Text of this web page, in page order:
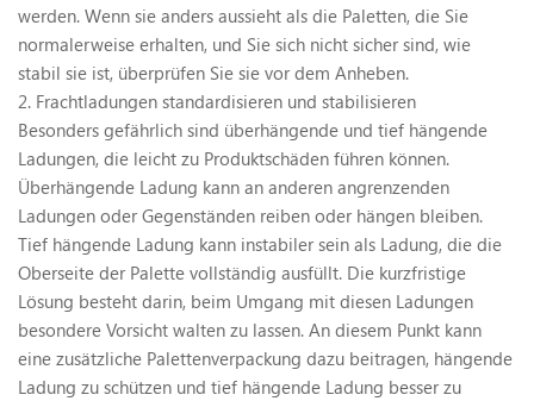
werden. Wenn sie anders aussieht als die Paletten, die Sie
normalerweise erhalten, und Sie sich nicht sicher sind, wie
stabil sie ist, überprüfen Sie sie vor dem Anheben.
2. Frachtladungen standardisieren und stabilisieren
Besonders gefährlich sind überhängende und tief hängende
Ladungen, die leicht zu Produktschäden führen können.
Überhängende Ladung kann an anderen angrenzenden
Ladungen oder Gegenständen reiben oder hängen bleiben.
Tief hängende Ladung kann instabiler sein als Ladung, die die
Oberseite der Palette vollständig ausfüllt. Die kurzfristige
Lösung besteht darin, beim Umgang mit diesen Ladungen
besondere Vorsicht walten zu lassen. An diesem Punkt kann
eine zusätzliche Palettenverpackung dazu beitragen, hängende
Ladung zu schützen und tief hängende Ladung besser zu